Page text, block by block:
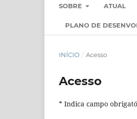
SOBRE ATUAL
PLANO DE
INÍCIO / Acesso
Acesso
* Indica campo